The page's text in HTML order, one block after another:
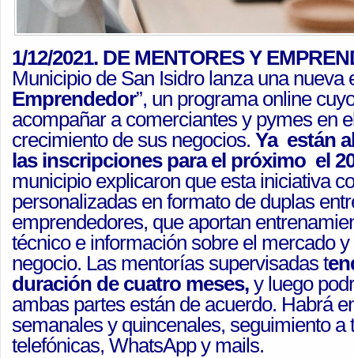
1/12/2021. DE MENTORES Y
Municipio de San Isidro lanza una nueva
Emprendedor”, un programa online
acompañar a comerciantes y pymes en
crecimiento de sus negocios. Ya están
las inscripciones para el próximo el
municipio explicaron que esta iniciativa
personalizadas en formato de duplas
emprendedores, que aportan
técnico e información sobre el mercado y
negocio. Las mentorías supervisadas t
duración de cuatro meses, y luego
ambas partes están de acuerdo. Habrá
semanales y quincenales, seguimiento a
telefónicas, WhatsApp y mails.